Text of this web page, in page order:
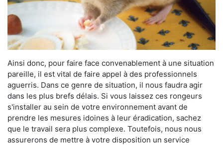
Ainsi donc, pour faire face convenablement à une situation
pareille, il est vital de faire appel à des professionnels
aguerris. Dans ce genre de situation, il nous faudra agir
dans les plus brefs délais. Si vous laissez ces rongeurs
s'installer au sein de votre environnement avant de
prendre les mesures idoines à leur éradication, sachez
que le travail sera plus complexe. Toutefois, nous nous
assurerons de mettre à votre disposition un service